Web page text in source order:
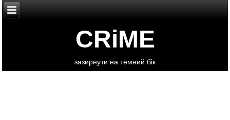
CRiME
зазирнути на темний бік